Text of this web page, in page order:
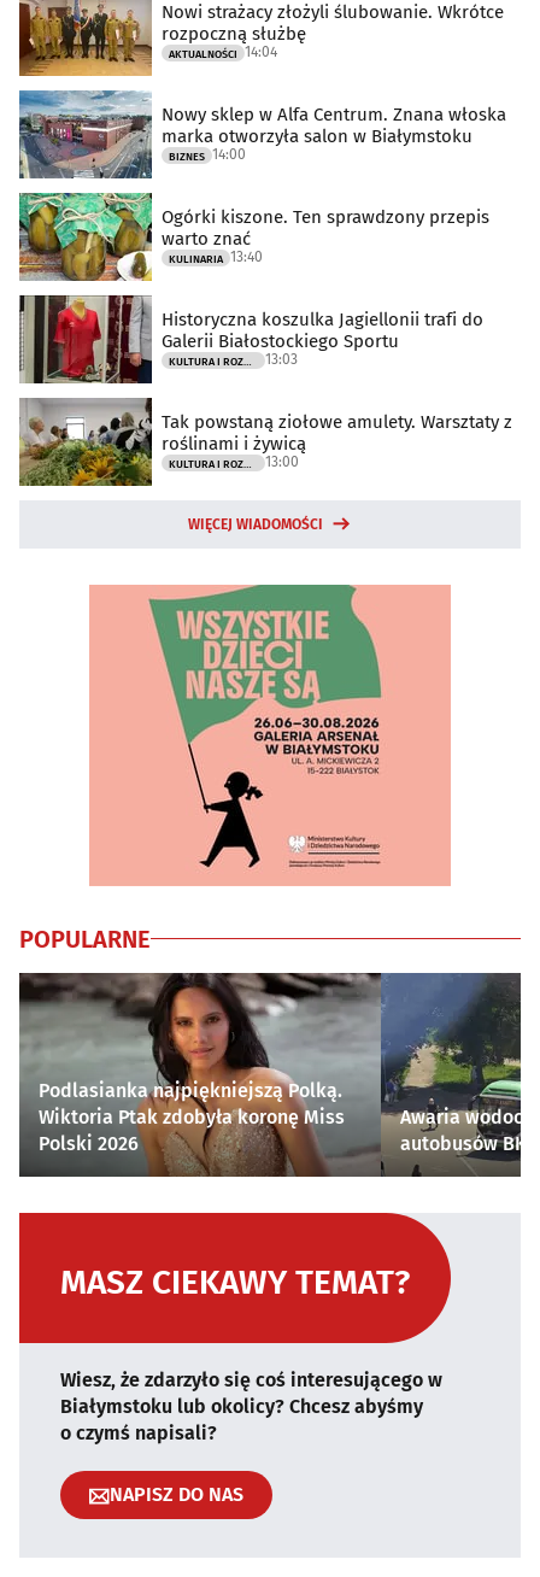
Nowi strażacy złożyli ślubowanie. Wkrótce
rozpoczną służbę
AKTUALNOŚCI 14:04
Nowy sklep w Alfa Centrum. Znana włoska
marka otworzyła salon w Białymstoku
BIZNES 14:00
Ogórki kiszone. Ten sprawdzony przepis
warto znać
KULINARIA 13:40
Historyczna koszulka Jagiellonii trafi do
Galerii Białostockiego Sportu
KULTURA I ROZRYWKA 13:03
Tak powstaną ziołowe amulety. Warsztaty z
roślinami i żywicą
KULTURA I ROZRYWKA 13:00
WIĘCEJ WIADOMOŚCI
POPULARNE
Podlasianka najpiękniejszą Polką.
Wiktoria Ptak zdobyła koronę Miss
Polski 2026
Awaria
autobusów
MASZ CIEKAWY TEMAT?
Wiesz, że zdarzyło się coś interesującego w
Białymstoku lub okolicy? Chcesz abyśmy
o czymś napisali?
NAPISZ DO NAS